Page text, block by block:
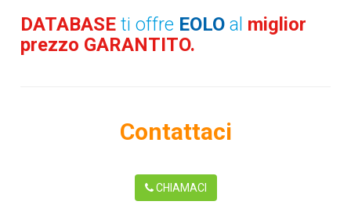
DATABASEti offre EOLO al miglior
prezzo GARANTITO.
Contattaci
CHIAMACI